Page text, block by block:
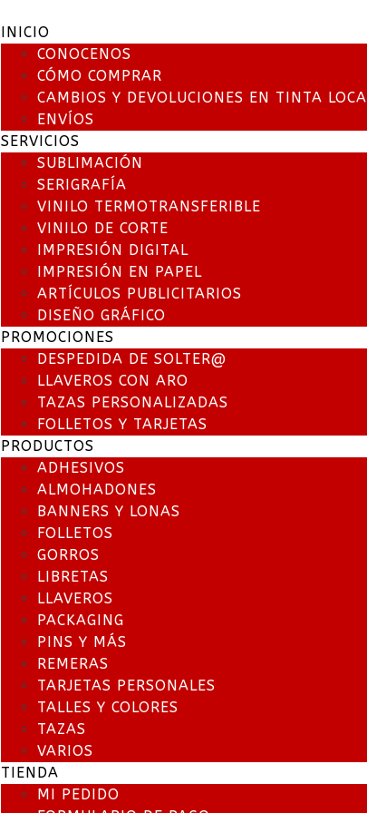
INICIO
CONOCENOS
CÓMO COMPRAR
CAMBIOS Y DEVOLUCIONES EN TINTA LOCA
ENVÍOS
SERVICIOS
SUBLIMACIÓN
SERIGRAFÍA
VINILO TERMOTRANSFERIBLE
VINILO DE CORTE
IMPRESIÓN DIGITAL
IMPRESIÓN EN PAPEL
ARTÍCULOS PUBLICITARIOS
DISEÑO GRÁFICO
PROMOCIONES
DESPEDIDA DE SOLTER@
LLAVEROS CON ARO
TAZAS PERSONALIZADAS
FOLLETOS Y TARJETAS
PRODUCTOS
ADHESIVOS
ALMOHADONES
BANNERS Y LONAS
FOLLETOS
GORROS
LIBRETAS
LLAVEROS
PACKAGING
PINS Y MÁS
REMERAS
TARJETAS PERSONALES
TALLES Y COLORES
TAZAS
VARIOS
TIENDA
MI PEDIDO